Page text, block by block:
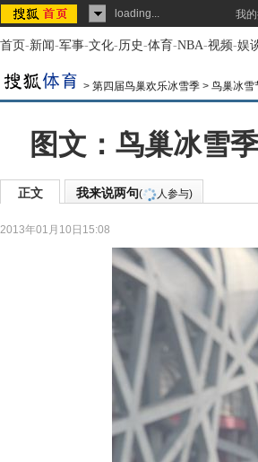
loading... 我
首页-新闻-军事-文化-历史-体育-NBA-视频-娱
> 第四届鸟巢欢乐冰雪季 > 鸟巢冰雪
图文：鸟巢冰雪
正文 我来说两句( 人参与)
2013年01月10日15:08